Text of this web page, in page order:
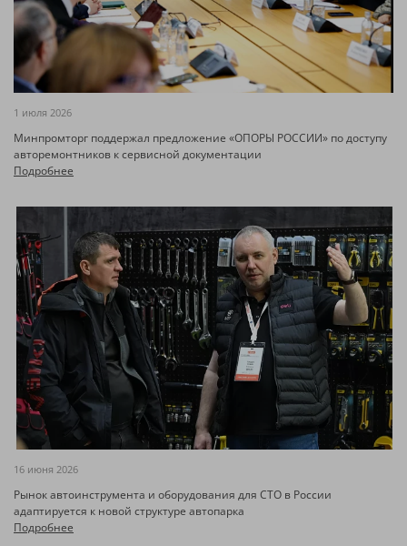
1 июля 2026
Минпромторг поддержал предложение «ОПОРЫ РОССИИ» по доступу
авторемонтников к сервисной документации
Подробнее
16 июня 2026
Рынок автоинструмента и оборудования для СТО в России
адаптируется к новой структуре автопарка
Подробнее